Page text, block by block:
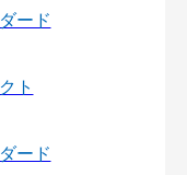
ード
ト
ード